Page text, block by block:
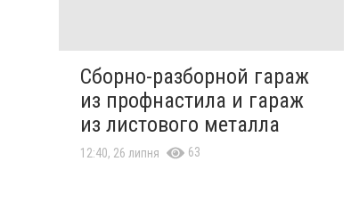
Сборно-разборной гараж
из профнастила и гараж
из листового металла
12:40, 26 липня 63